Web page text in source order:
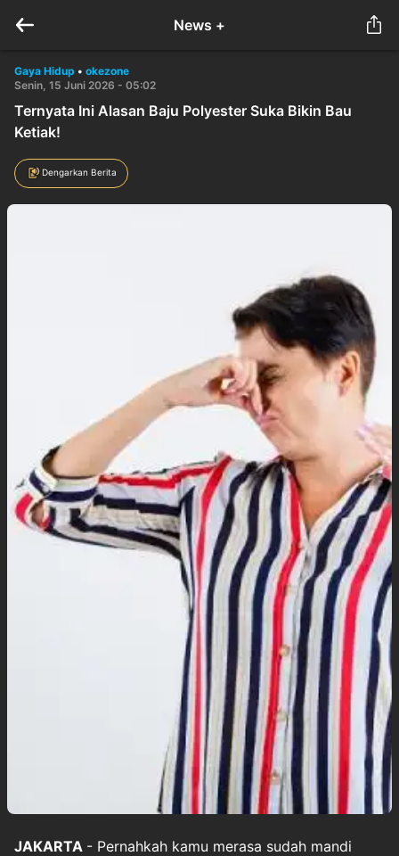
News +
Gaya Hidup • okezone
Senin, 15 Juni 2026 - 05:02
Ternyata Ini Alasan Baju Polyester Suka Bikin Bau
Ketiak!
Dengarkan Berita
JAKARTA - Pernahkah kamu merasa sudah mandi